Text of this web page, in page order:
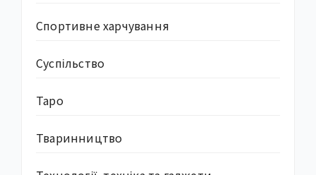
Спортивне харчування
Суcпільство
Таро
Тваринництво